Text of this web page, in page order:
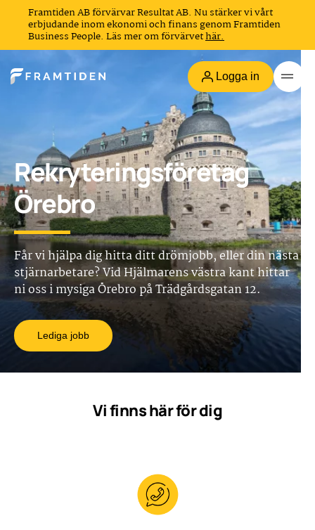
Framtiden AB förvärvar Resultat AB. Nu stärker vi vårt
erbjudande inom ekonomi och finans genom Framtiden
Business People. Läs mer om förvärvethär.
Logga in
Rekryteringsföretag
Örebro
Får vi hjälpa dig hitta ditt drömjobb, eller din nästa
stjärnarbetare? Vid Hjälmarens västra kant hittar
ni oss i mysiga Örebro på Trädgårdsgatan 12.
Lediga jobb
Vi finns här för dig